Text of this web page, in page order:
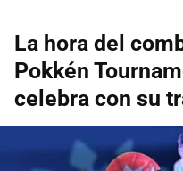
La hora del
Pokkén
celebra con su